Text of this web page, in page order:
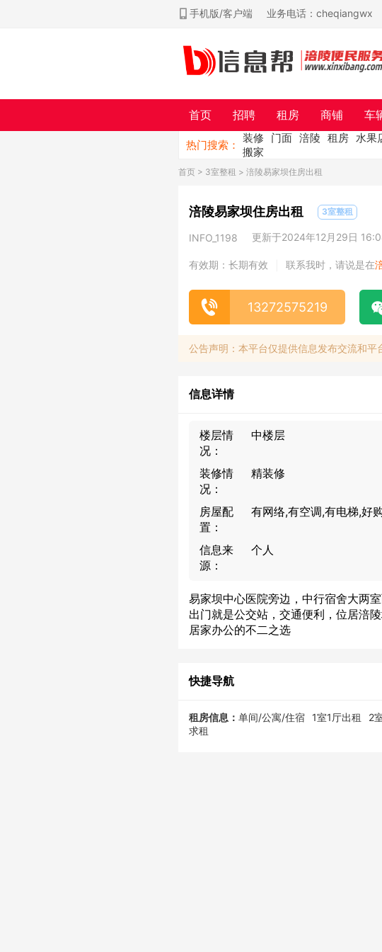
手机版/客户端 业务电话：cheqiangwx
首页 招聘 租房 商铺 车
热门搜索：
装修 门面 涪陵 租房 水果
搬家
首页 > 3室整租 > 涪陵易家坝住房出租
涪陵易家坝住房出租 3室整租
INFO_1198 更新于2024年12月29日
有效期：长期有效 联系我时，请说是在
13272575219
公告声明：本平台仅提供信息发布交流和
信息详情
楼层情
况：
中楼层
装修情
况：
精装修
房屋配
置：
有网络,有空调,有电梯,好
信息来
源：
个人
易家坝中心医院旁边，中行宿舍大两
出门就是公交站，交通便利，位居涪
居家办公的不二之选
快捷导航
租房信息： 单间/公寓/住宿 1室1厅出租 2
求租